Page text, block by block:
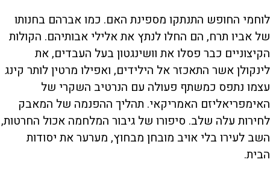
לוחמי החופש התנתקו מספינת האם. כמו אברהם בחנותו
של אביו תרח, הם החלו לנתץ את אלילי אבותיהם. הקולות
הקיצוניים כבר פסלו את וושינגטון בעל העבדים, את
לינקולן אשר התאכזר אל הילידים, ואפילו מרטין לותר קינג
עצמו נתפס כמשתף פעולה עם הנרטיב השקרי של
האימפריאליזם האמריקאי. תהליך ההפנמה של המאבק
לחירות עלה שלב. סיפורו של גיבור המלחמה אכול החרטות,
השב לעירו בלי אויב מובחן מבחוץ, מערער את יסודות
הבית.